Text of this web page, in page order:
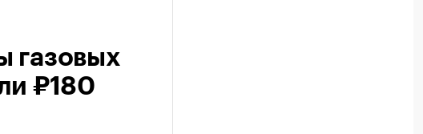
газовых
₽180